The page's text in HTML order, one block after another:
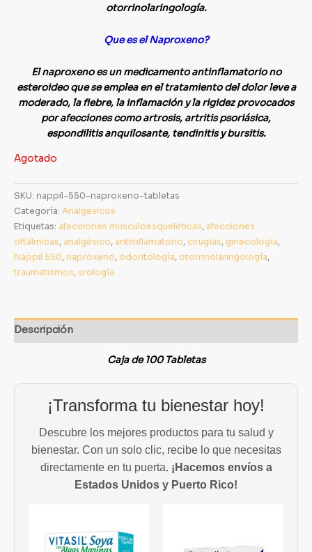
otorrinolaringología.
Que es el Naproxeno?
El naproxeno es un medicamento antinflamatorio no
esteroideo que se emplea en el tratamiento del dolor leve a
moderado, la fiebre, la inflamación y la rigidez provocados
por afecciones como artrosis, artritis psoriásica,
espondilitis anquilosante, tendinitis y bursitis.
Agotado
SKU: nappil-550-naproxeno-tabletas
Categoría: Analgesicos
Etiquetas: afecciones musculoesqueléticas, afecciones
oftálmicas, analgésico, antiinflamatorio, cirugías, ginecología,
Nappil 550, naproxeno, odontología, otorrinolaringología,
traumatismos, urología
Descripción
Caja de 100 Tabletas
¡Transforma tu bienestar hoy!
Descubre los mejores productos para tu salud y
bienestar. Con un solo clic, recibe lo que necesitas
directamente en tu puerta. ¡Hacemos envíos a
Estados Unidos y Puerto Rico!